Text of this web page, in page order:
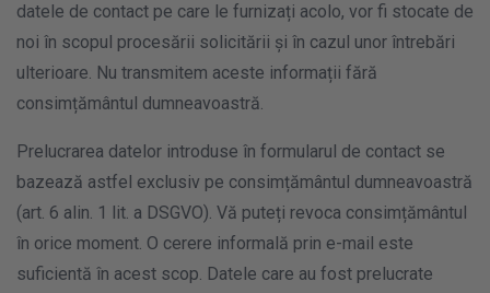
datele de contact pe care le furnizați acolo, vor fi stocate de
noi în scopul procesării solicitării și în cazul unor întrebări
ulterioare. Nu transmitem aceste informații fără
consimțământul dumneavoastră.
Prelucrarea datelor introduse în formularul de contact se
bazează astfel exclusiv pe consimțământul dumneavoastră
(art. 6 alin. 1 lit. a DSGVO). Vă puteți revoca consimțământul
în orice moment. O cerere informală prin e-mail este
suficientă în acest scop. Datele care au fost prelucrate